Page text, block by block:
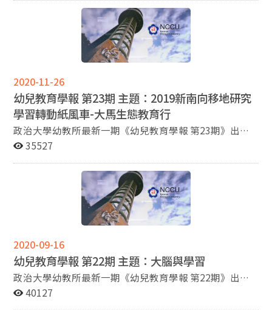
四季藝術幼兒園目前共有5所幼兒園、5所國小課後ESL創
課學校共計2500位孩子。在創校25年的現今創辦人唐富
美園長希望能讓孩子看到未來時代的變化。如何帶領孩子
解決真實生活所遇到的問題並且具有公民意識可以看見別
人的需求能成為改變世界的行動者從四季幼兒園的課程設
的歷程讓孩子體悟做中學的意涵 並傳遞今天比昨天更好的
觀念讓孩子成為學習者、實作者、溝通者間接地告訴孩子
們未來領袖 所應具備的能力 。
2020-11-26
幼兒教育學報 第23期 主題：2019新南向移地研究
學習轉動紙風車-大馬生態教育行
政治大學幼教所最新一期《幼兒教育學報 第23期》出爐
囉～ 本期主題：『2019新南向移地研究學習轉動紙風車-
的定位與著力點，並關注個體生態意識如何覺醒的歷程與
行動軌跡，本所劉玉鳳、王心恩同學透過新南向移地研究
計畫，前往馬來西亞的紙風車兒童學社，進行連續三天蹲
點田野觀察，並訪談紙風車創辦人邱旖旎老師、馬來西亞
荒野保護協會蘇添益老師，以及當地投身生態教育行動者
當今幼兒園生態教育如何可能。
35527
2020-09-16
幼兒教育學報 第22期 主題：大腦與學習
政治大學幼教所最新一期《幼兒教育學報 第22期》出爐
囉～ 本期主題：『大腦與學習 』 本校心理系張葶葶副40127